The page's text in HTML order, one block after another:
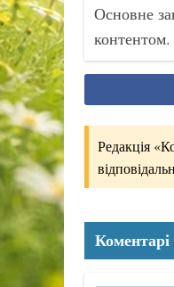
Основне
контентом.
Редакція
Коментарі